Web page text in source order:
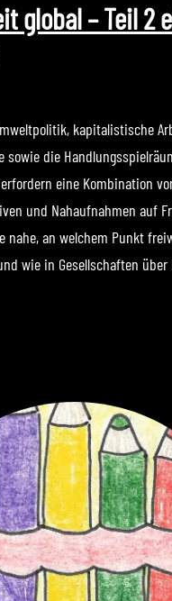
global – Teil 2
kapitalistische
sowie die
eine Kombination
und Nahaufnahmen auf
nahe, an welchem Punkt
wie in Gesellschaften